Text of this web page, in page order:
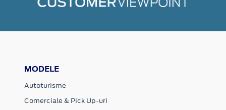
MODELE
Autoturisme
Comerciale & Pick Up-uri